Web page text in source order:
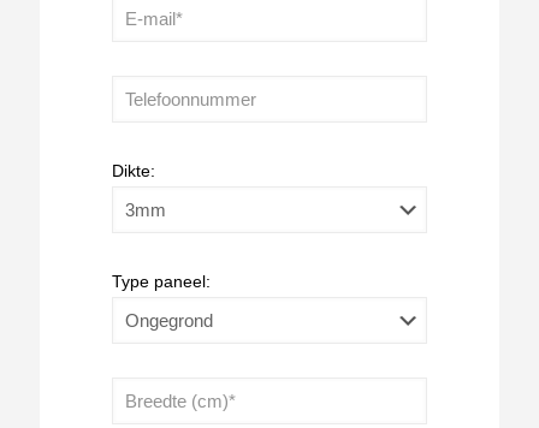
Dikte:
Type paneel: